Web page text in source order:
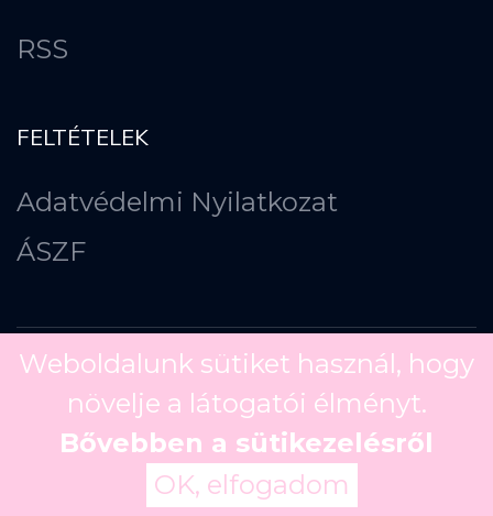
RSS
FELTÉTELEK
Adatvédelmi Nyilatkozat
ÁSZF
Copyright © 2026
Weboldalunk sütiket használ, hogy
növelje a látogatói élményt.
Bővebben a sütikezelésről
OK, elfogadom